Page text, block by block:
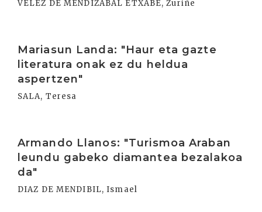
VELEZ DE MENDIZABAL ETXABE, Zuriñe
Mariasun Landa: "Haur eta gazte
literatura onak ez du heldua
aspertzen"
SALA, Teresa
Armando Llanos: "Turismoa Araban
leundu gabeko diamantea bezalakoa
da"
DIAZ DE MENDIBIL, Ismael